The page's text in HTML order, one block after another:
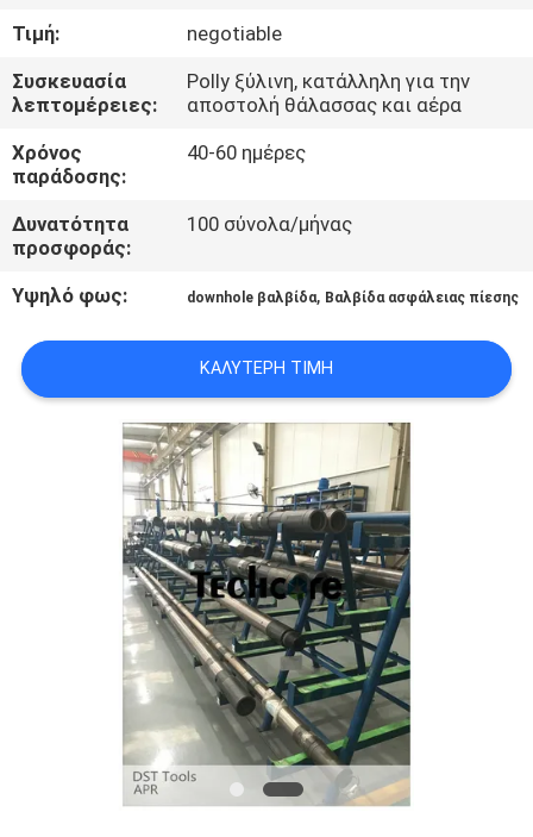
ΕΛΆΤΕ
ΣΕ
ΕΠΑΦΉ
ΜΕ
ΕΙΔΉΣΕΙΣ
SITEMAP
PRIVACY
Τιμή:
negotiable
Συσκευασία
λεπτομέρειες:
Polly ξύλινη, κατάλληλη για την
αποστολή θάλασσας και αέρα
Χρόνος
παράδοσης:
40-60 ημέρες
Δυνατότητα
προσφοράς:
100 σύνολα/μήνας
Υψηλό φως: downhole βαλβίδα, Βαλβίδα ασφάλειας πίεσης
ΚΑΛΎΤΕΡΗ ΤΙΜΉ